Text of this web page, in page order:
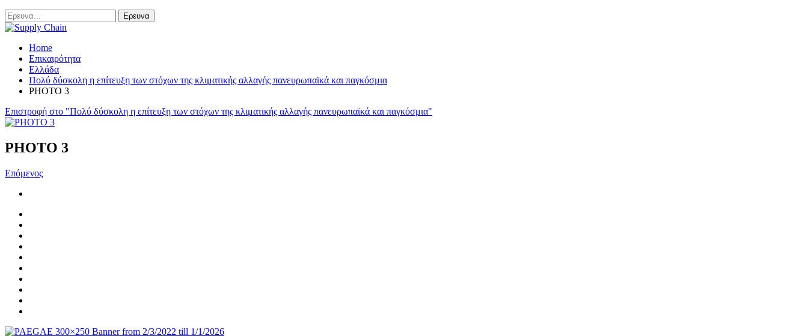
Home
Επικαιρότητα
Ελλάδα
Πολύ δύσκολη η επίτευξη των στόχων της κλιματικής αλλαγής πανευρωπαϊκά και παγκόσμια
PHOTO 3
Επιστροφή στο "Πολύ δύσκολη η επίτευξη των στόχων της κλιματικής αλλαγής πανευρωπαϊκά και παγκόσμια"
PHOTO 3
Επόμενος